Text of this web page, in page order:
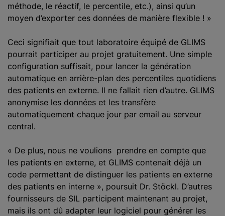
méthode, le réactif, le percentile, etc.), ainsi qu’un
moyen d’exporter ces données de manière flexible ! »
Ceci signifiait que tout laboratoire équipé de GLIMS
pourrait participer au projet gratuitement. Une simple
configuration suffisait, pour lancer la génération
automatique en arrière-plan des percentiles quotidiens
des patients en externe. Il ne fallait rien d’autre. GLIMS
anonymise les données et les transfère
automatiquement chaque jour par email au serveur
central.
« De plus, nous ne voulions prendre en compte que
les patients en externe, et GLIMS contenait déjà un
code permettant de distinguer les patients en externe
des patients en interne », poursuit Dr. Stöckl. D’autres
fournisseurs de SIL participent maintenant au projet,
mais ils ont dû adapter leur logiciel pour générer les